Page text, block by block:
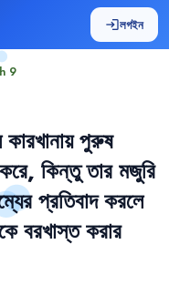
loginলগইন
9
কারখানায় পুরুষ
করে, কিন্তু তার মজুরি
প্রতিবাদ করলে
বরখাস্ত করার